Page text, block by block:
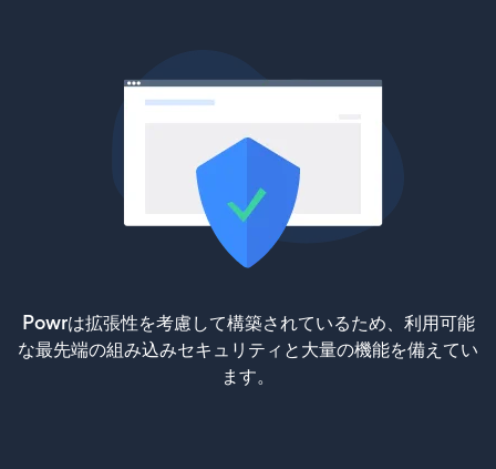
Powrは拡張性を考慮して構築されているため、利用可能
な最先端の組み込みセキュリティと大量の機能を備えてい
ます。